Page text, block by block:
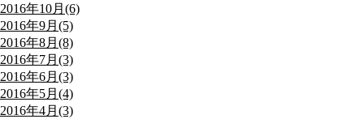
2016年10月(6)
2016年9月(5)
2016年8月(8)
2016年7月(3)
2016年6月(3)
2016年5月(4)
2016年4月(3)